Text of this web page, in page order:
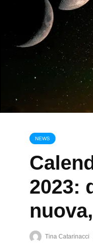
NEWS
2023:
Tina Catarinacci